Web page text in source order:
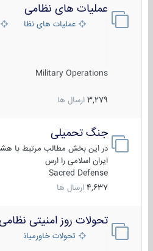
عملیات های نظامی
عملیات های نظامی ایران
Military Operations
3,279 ارسال ها
جنگ تحمیلی
در این بخش مطالب مرتبط با
ایران اسلامی را ارس
Sacred Defense
4,637 ارسال ها
تحولات روز امنیتی نظامی
تحولات خاورمیانه